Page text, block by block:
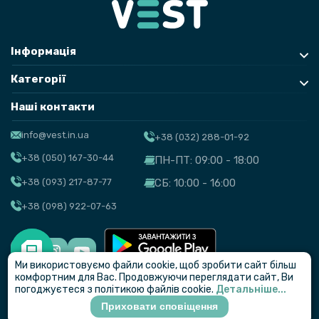
Інформація
Категорії
Наші контакти
info@vest.in.ua
+38 (050) 167-30-44
+38 (093) 217-87-77
+38 (098) 922-07-63
+38 (032) 288-01-92
ПН-ПТ: 09:00 - 18:00
СБ: 10:00 - 16:00
© VEST
Ми використовуємо файли cookie, щоб зробити сайт більш
комфортним для Вас. Продовжуючи переглядати сайт, Ви
погоджуєтеся з політикою файлів cookie. Детальніше...
Приховати сповіщення